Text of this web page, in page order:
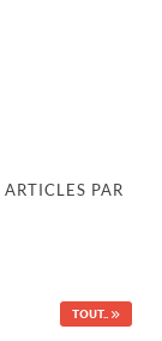
PAR
TOUT..